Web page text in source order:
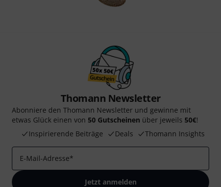
Thomann Newsletter
Abonniere den Thomann Newsletter und gewinne mit
etwas Glück einen von 50 Gutscheinen über jeweils 50€!
Inspirierende Beiträge
Deals Thomann Insights
E-Mail-Adresse*
Jetzt anmelden